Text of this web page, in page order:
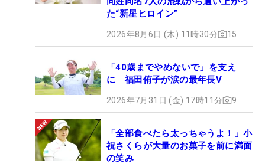
た“新星ヒロイン”
2026年8月6日 (木) 11時30分 15
「40歳までやめないで」を支え
に 福田侑子が涙の最年長V
2026年7月31日 (金) 17時11分 9
「全部食べたら太っちゃうよ！」小
祝さくらが大量のお菓子を前に満面
の笑み